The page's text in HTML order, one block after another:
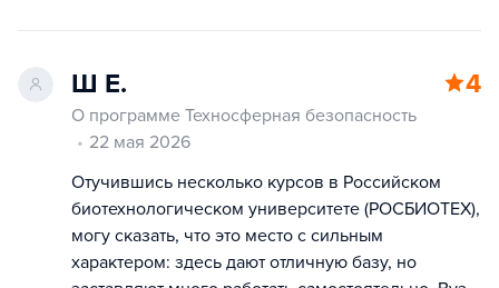
Ш Е. 4
О программе Техносферная безопасность
22 мая 2026
Отучившись несколько курсов в Российском
биотехнологическом университете (РОСБИОТЕХ),
могу сказать, что это место с сильным
характером: здесь дают отличную базу, но